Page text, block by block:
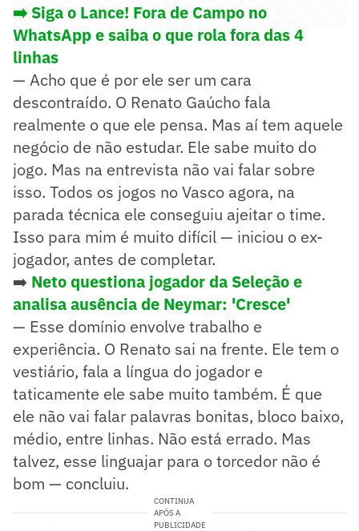
➡️ Siga o Lance! Fora de Campo no
WhatsApp e saiba o que rola fora das 4
linhas
— Acho que é por ele ser um cara
descontraído. O Renato Gaúcho fala
realmente o que ele pensa. Mas aí tem aquele
negócio de não estudar. Ele sabe muito do
jogo. Mas na entrevista não vai falar sobre
isso. Todos os jogos no Vasco agora, na
parada técnica ele conseguiu ajeitar o time.
Isso para mim é muito difícil — iniciou o ex-
jogador, antes de completar.
➡️ Neto questiona jogador da Seleção e
analisa ausência de Neymar: 'Cresce'
— Esse domínio envolve trabalho e
experiência. O Renato sai na frente. Ele tem o
vestiário, fala a língua do jogador e
taticamente ele sabe muito também. É que
ele não vai falar palavras bonitas, bloco baixo,
médio, entre linhas. Não está errado. Mas
talvez, esse linguajar para o torcedor não é
bom — concluiu.
CONTINUA
APÓS A
PUBLICIDADE